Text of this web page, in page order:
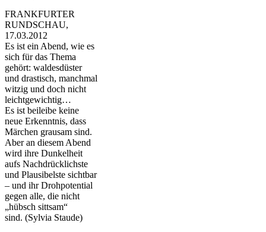
FRANKFURTER
RUNDSCHAU,
17.03.2012
Es ist ein Abend, wie es
sich für das Thema
gehört: waldesdüster
und drastisch, manchmal
witzig und doch nicht
leichtgewichtig…
Es ist beileibe keine
neue Erkenntnis, dass
Märchen grausam sind.
Aber an diesem Abend
wird ihre Dunkelheit
aufs Nachdrücklichste
und Plausibelste sichtbar
– und ihr Drohpotential
gegen alle, die nicht
„hübsch sittsam“
sind. (Sylvia Staude)